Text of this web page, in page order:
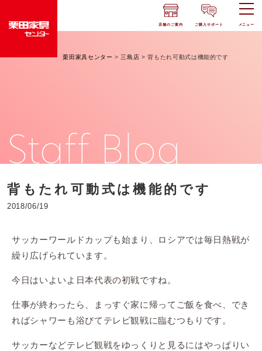
店舗のご案内 ご購入サポート メニュー
栗田家具センター > 三島店 >背もたれ可動式は機能的です
Staff Blog
背もたれ可動式は機能的です
2018/06/19
サッカーワールドカップも始まり、ロシアでは毎日熱戦が
繰り広げられています。
今日はいよいよ日本代表の初戦ですね。
仕事が終わったら、まっすぐ家に帰ってご飯を食べ、でき
ればシャワーも浴びてテレビ観戦に臨むつもりです。
サッカーなどテレビ観戦をゆっくりと見るにはやっぱりい